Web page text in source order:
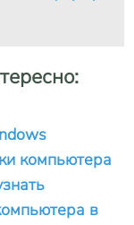
компьютера
в